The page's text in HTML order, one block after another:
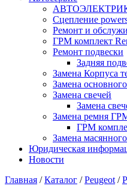
Сцепление
Ремонт и
ГРМ комплект
Ремонт подвески
Задняя
Замена Корпуса
Замена
Замена свечей
Замена
Замена ремня
ГРМ
Замена
Юридическая
Новости
Главная / Каталог / Peugeot /